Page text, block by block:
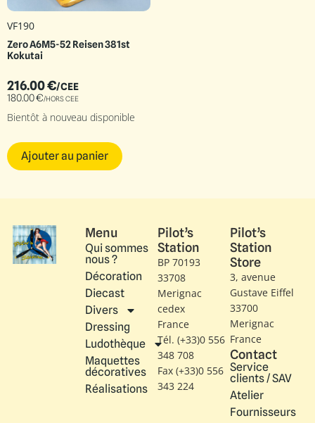
VF190
Zero A6M5-52 Reisen 381st
Kokutai
216.00€/CEE
180.00€/HORS CEE
Bientôt à nouveau disponible
Ajouter au panier
Menu
Qui sommes
nous ?
Décoration
Diecast
Divers
Dressing
Ludothèque
Maquettes
décoratives
Réalisations
Pilot’s
Station
BP 70193
33708
Merignac
cedex
France
Tél. (+33)0 556
348 708
Fax (+33)0 556
343 224
Pilot’s
Station
Store
3, avenue
Gustave Eiffel​
33700
Merignac
France
Contact
Service
clients / SAV
Atelier
Fournisseurs